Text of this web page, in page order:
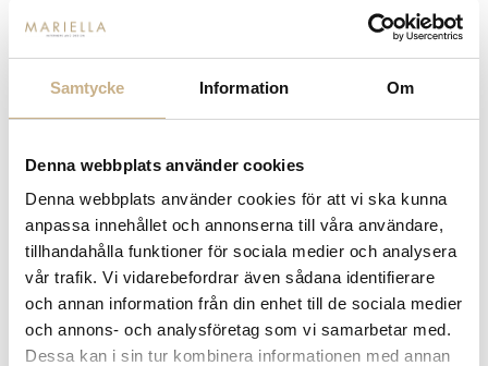
Samtycke Information Om
Denna webbplats använder cookies
Denna webbplats använder cookies för att vi ska kunna
anpassa innehållet och annonserna till våra användare,
tillhandahålla funktioner för sociala medier och analysera
vår trafik. Vi vidarebefordrar även sådana identifierare
och annan information från din enhet till de sociala medier
och annons- och analysföretag som vi samarbetar med.
Dessa kan i sin tur kombinera informationen med annan
FRÅGA OSS OM PRODUKTEN
SPECIFIKATIONER
MER FRÅN MOLTENI